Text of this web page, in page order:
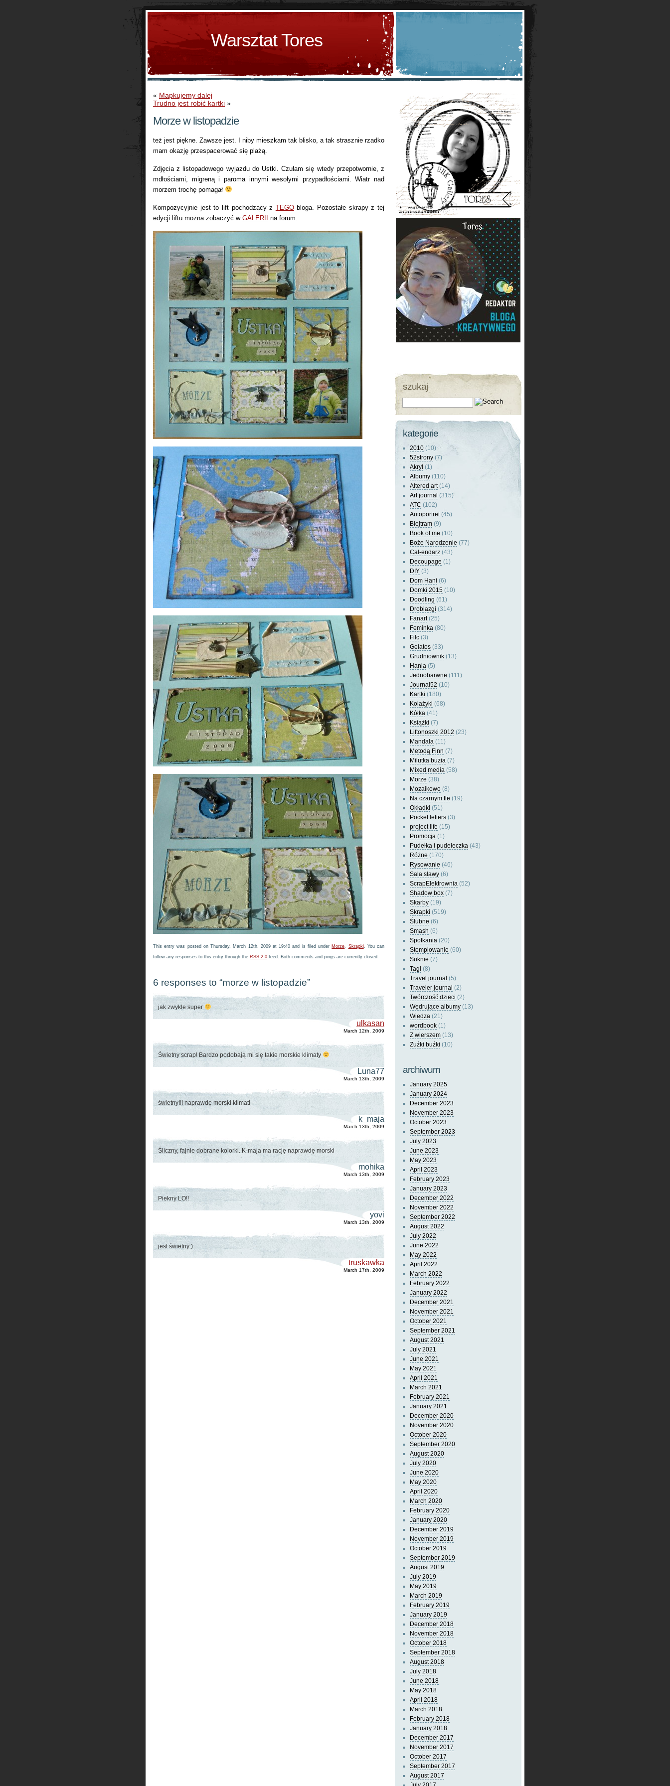
Warsztat Tores
« Mapkujemy dalej
Trudno jest robić kartki »
Morze w listopadzie
też jest piękne. Zawsze jest. I niby mieszkam tak blisko, a tak strasznie rzadko
mam okazję przespacerować się plażą.
Zdjęcia z listopadowego wyjazdu do Ustki. Czułam się wtedy przepotwornie, z
mdłościami, migreną i paroma innymi wesołymi przypadłościami. Wiatr nad
morzem trochę pomagał
Kompozycyjnie jest to lift pochodzący z TEGObloga. Pozostałe skrapy z tej
edycji liftu można zobaczyć w GALERII na forum.
This entry was posted on Thursday, March 12th, 2009 at 19:40 and is filed under Morze, Skrapki. You can
follow any responses to this entry through the RSS 2.0 feed. Both comments and pings are currently closed.
6 responses to “morze w listopadzie”
jak zwykle super
ulkasan
March 12th, 2009
Świetny scrap! Bardzo podobają mi się takie morskie klimaty
Luna77
March 13th, 2009
świetny!!! naprawdę morski klimat!
k_maja
March 13th, 2009
Śliczny, fajnie dobrane kolorki. K-maja ma rację naprawdę morski
mohika
March 13th, 2009
Piekny LO!!
yovi
March 13th, 2009
jest świetny:)
truskawka
March 17th, 2009
szukaj
kategorie
2010 (10)
52strony (7)
Akryl (1)
Albumy (110)
Altered art(14)
Art journal (315)
ATC (102)
Autoportret(45)
Blejtram (9)
Book of me (10)
Boże Narodzenie (77)
Cal-endarz (43)
Decoupage (1)
DIY (3)
Dom Hani (6)
Domki 2015 (10)
Doodling (61)
Drobiazgi (314)
Fanart(25)
Feminka (80)
Filc (3)
Gelatos (33)
Grudniownik (13)
Hania (5)
Jednobarwne (111)
Journal52 (10)
Kartki (180)
Kolażyki (68)
Kółka (41)
Książki (7)
Liftonoszki 2012 (23)
Mandala (11)
Metodą Finn (7)
Milutka buzia (7)
Mixed media (58)
Morze (38)
Mozaikowo (8)
Na czarnym tle (19)
Okładki (51)
Pocket letters (3)
project life (15)
Promocja (1)
Pudełka i pudełeczka (43)
Różne (170)
Rysowanie (46)
Sala sławy (6)
ScrapElektrownia (52)
Shadow box (7)
Skarby (19)
Skrapki (519)
Ślubne (6)
Smash (6)
Spotkania (20)
Stemplowanie (60)
Suknie (7)
Tagi (8)
Travel journal (5)
Traveler journal (2)
Twórczość dzieci (2)
Wędrujące albumy (13)
Wiedza (21)
wordbook (1)
Z wierszem (13)
Zuźki buźki (10)
archiwum
January 2025
January 2024
December 2023
November 2023
October 2023
September 2023
July 2023
June 2023
May 2023
April 2023
February 2023
January 2023
December 2022
November 2022
September 2022
August 2022
July 2022
June 2022
May 2022
April 2022
March 2022
February 2022
January 2022
December 2021
November 2021
October 2021
September 2021
August 2021
July 2021
June 2021
May 2021
April 2021
March 2021
February 2021
January 2021
December 2020
November 2020
October 2020
September 2020
August 2020
July 2020
June 2020
May 2020
April 2020
March 2020
February 2020
January 2020
December 2019
November 2019
October 2019
September 2019
August 2019
July 2019
May 2019
March 2019
February 2019
January 2019
December 2018
November 2018
October 2018
September 2018
August 2018
July 2018
June 2018
May 2018
April 2018
March 2018
February 2018
January 2018
December 2017
November 2017
October 2017
September 2017
August 2017